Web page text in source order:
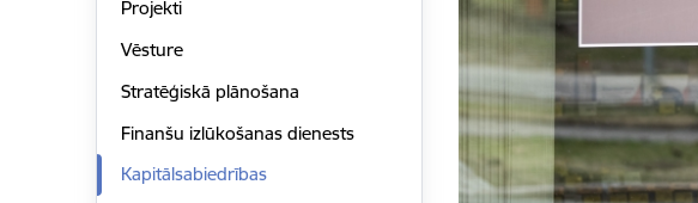
Projekti
Vēsture
Stratēģiskā plānošana
Finanšu izlūkošanas dienests
Kapitālsabiedrības